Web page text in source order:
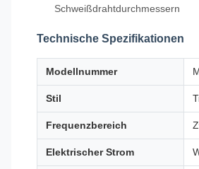
Schweißdrahtdurchmessern
Technische Spezifikationen
Modellnummer
Stil
Frequenzbereich
Elektrischer Strom